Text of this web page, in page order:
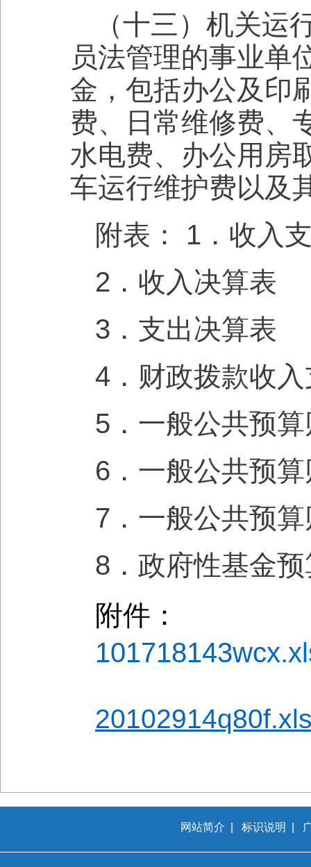
（十三）机关运
员法管理的事业单
金，包括办公及印
费、日常维修费、
水电费、办公用房
车运行维护费以及
附表： 1．收入
2．收入决算表
3．支出决算表
4．财政拨款收
5．一般公共预
6．一般公共预
7．一般公共预
8．政府性基金
附件：
网站简介 标识说明